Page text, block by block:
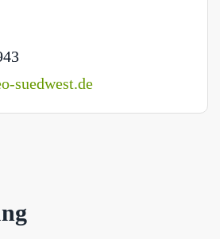
suedwest.de